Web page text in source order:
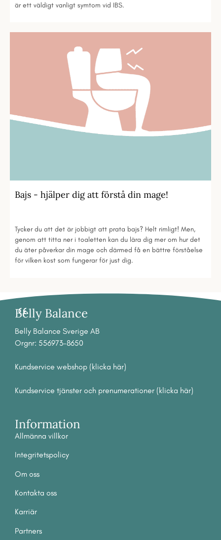
är ett väldigt vanligt symtom vid IBS.
Bajs - hjälper dig att förstå din mage!
Tycker du att det är jobbigt att prata bajs? Helt rimligt! Men,
genom att titta ner i toaletten kan du lära dig mer om hur det
du äter påverkar din mage och därmed få en bättre förståelse
för vilken kost som fungerar för just dig.
Belly Balance
Belly Balance Sverige AB
Orgnr: 556973-8650
Kundservice webshop (klicka här)
Kundservice tjänster och prenumerationer (klicka här)
Information
Allmänna villkor
Integritetspolicy
Om oss
Kontakta oss
Karriär
Partners